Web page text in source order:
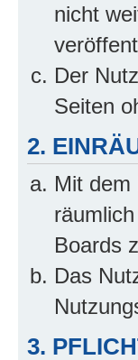
nicht
Der
Seiten
2.
Mit dem
Boards
Das
3.